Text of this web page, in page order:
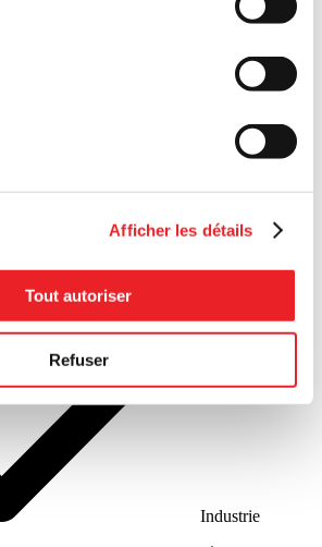
Afficher les détails
Tout autoriser
Refuser
Bioalimentaire
Industrie
Industrie